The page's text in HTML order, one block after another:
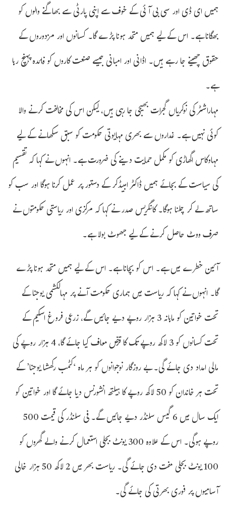
ہمیں ای ڈی اور سی بی آئی کے خوف سے اپنی پارٹی سے بھاگنے والوں کو
بھگانا ہے۔ اس کے لیے ہمیں متحد ہونا پڑے گا۔ کسانوں اور مزدوروں کے
حقوق چھینے جا رہے ہیں۔ اڈانی اور امبانی جیسے صنعت کاروں کو فائدہ پہنچ رہا
ہے۔
مہاراشٹر کی نوکریاں گجرات بھیجی جا رہی ہیں، لیکن اس کی مخالفت کرنے والا
کوئی نہیں ہے۔ غداروں سے بھری مہایوتی حکومت کو سبق سکھانے کے لیے
مہاوکاس اگھاڑی کو مکمل حمایت دینے کی ضرورت ہے۔ انہوں نے کہا کہ تقسیم
کی سیاست کے بجائے ہمیں ڈاکٹر امبیڈکر کے دستور پر عمل کرنا ہوگا اور سب کو
ساتھ لے کر چلنا ہوگا۔ کانگریس صدر نے کہا کہ مرکزی اور ریاستی حکومتوں نے
صرف ووٹ حاصل کرنے کے لیے جھوٹ بولا ہے۔
آئین خطرے میں ہے۔ اس کو بچانا ہے۔ اس کے لیے ہمیں متحد ہونا پڑے
گا۔ انہوں نے کہا کہ ریاست میں ہماری حکومت آنے پر مہالکشمی یوجنا کے
تحت خواتین کو ماہانہ 3 ہزار روپے دیے جائیں گے، زرعی فروغ اسکیم کے
تحت کسانوں کو 3 لاکھ روپے تک کا قرض معاف کیا جائے گا، 4 ہزار روپے کی
مالی امداد دی جائے گی۔ بے روزگار نوجوانوں کو ہر ماہ ‘کٹمب رکھشا یوجنا’ کے
تحت ہر خاندان کو 50 لاکھ روپے کا ہیلتھ انشورنس دیا جائے گا اور خواتین کو
ایک سال میں 6 گیس سلنڈر دیے جائیں گے۔ فی سلنڈر کی قیمت 500
روپے ہوگی۔ اس کے علاوہ 300 یونٹ بجلی استعمال کرنے والے گھروں کو
100 یونٹ بجلی مفت دی جائے گی۔ ریاست بھر میں 2 لاکھ 50 ہزار خالی
آسامیوں پر فوری بھرتی کی جائے گی۔